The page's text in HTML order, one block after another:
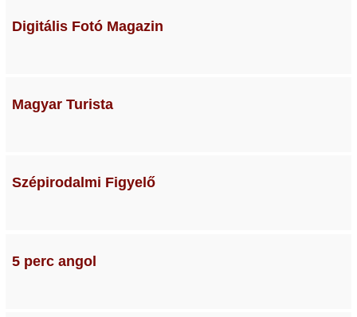
Digitális Fotó Magazin
Magyar Turista
Szépirodalmi Figyelő
5 perc angol